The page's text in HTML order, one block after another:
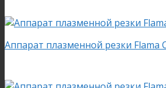
Аппарат плазменной резки Flama